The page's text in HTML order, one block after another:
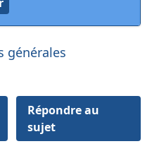
générales
Répondre au
sujet